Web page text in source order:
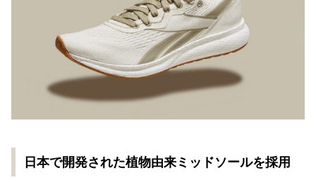
日本で開発された植物由来ミッドソールを採用